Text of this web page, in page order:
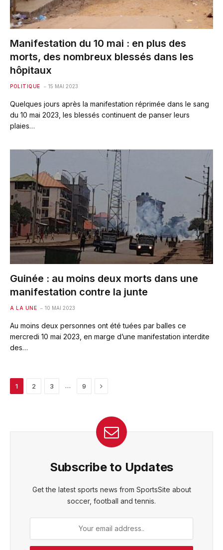
Manifestation du 10 mai : en plus des
morts, des nombreux blessés dans les
hôpitaux
POLITIQUE 15 MAI 2023
Quelques jours après la manifestation réprimée dans le sang
du 10 mai 2023, les blessés continuent de panser leurs
plaies…
Guinée : au moins deux morts dans une
manifestation contre la junte
A LA UNE 10 MAI 2023
Au moins deux personnes ont été tuées par balles ce
mercredi 10 mai 2023, en marge d’une manifestation interdite
des…
1 2 3 … 9 Next
Subscribe to Updates
Get the latest sports news from SportsSite about
soccer, football and tennis.